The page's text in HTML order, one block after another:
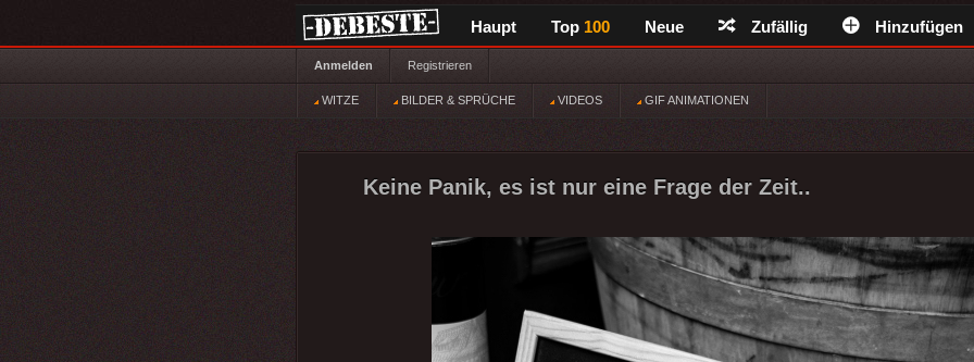
Haupt Top 100 Neue Zufällig Hinzufügen
Anmelden Registrieren
WITZE BILDER & SPRÜCHE VIDEOS GIF ANIMATIONEN
Keine Panik, es ist nur eine Frage der Zeit..